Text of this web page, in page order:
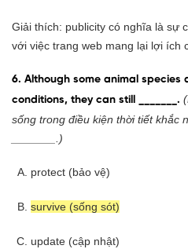
Giải thích: publicity có nghĩa là sự
với việc trang web mang lại lợi ích
6. Although some animal species
conditions, they can still _______.
sống trong điều kiện thời tiết khắc
_______.)
protect (bảo vệ)
survive (sống sót)
update (cập nhật)